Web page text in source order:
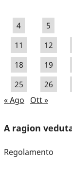
4
5
11
12
18
19
25
26
« Ago
Ott »
A ragion
Regolamento